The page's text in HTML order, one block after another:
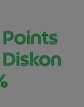
Points